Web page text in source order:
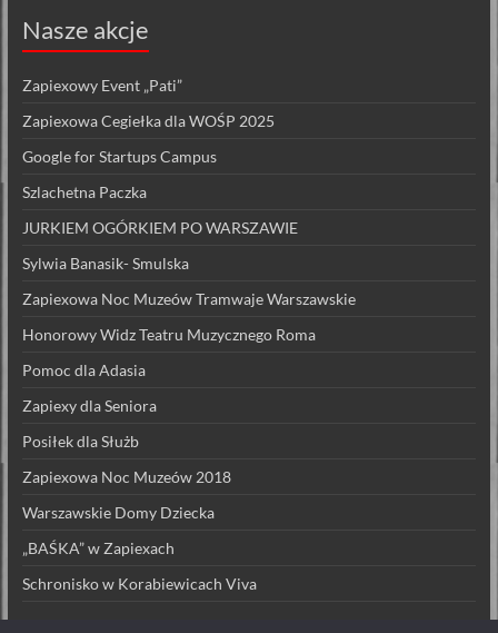
Nasze akcje
Zapiexowy Event „Pati”
Zapiexowa Cegiełka dla WOŚP 2025
Google for Startups Campus
Szlachetna Paczka
JURKIEM OGÓRKIEM PO WARSZAWIE
Sylwia Banasik- Smulska
Zapiexowa Noc Muzeów Tramwaje Warszawskie
Honorowy Widz Teatru Muzycznego Roma
Pomoc dla Adasia
Zapiexy dla Seniora
Posiłek dla Służb
Zapiexowa Noc Muzeów 2018
Warszawskie Domy Dziecka
„BAŚKA” w Zapiexach
Schronisko w Korabiewicach Viva